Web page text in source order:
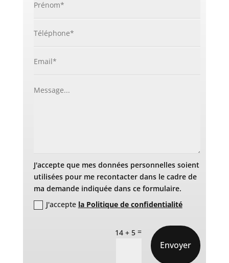
J'accepte que mes données personnelles soient
utilisées pour me recontacter dans le cadre de
ma demande indiquée dans ce formulaire.
J'accepte la Politique de confidentialité
14 + 5 =
Envoyer